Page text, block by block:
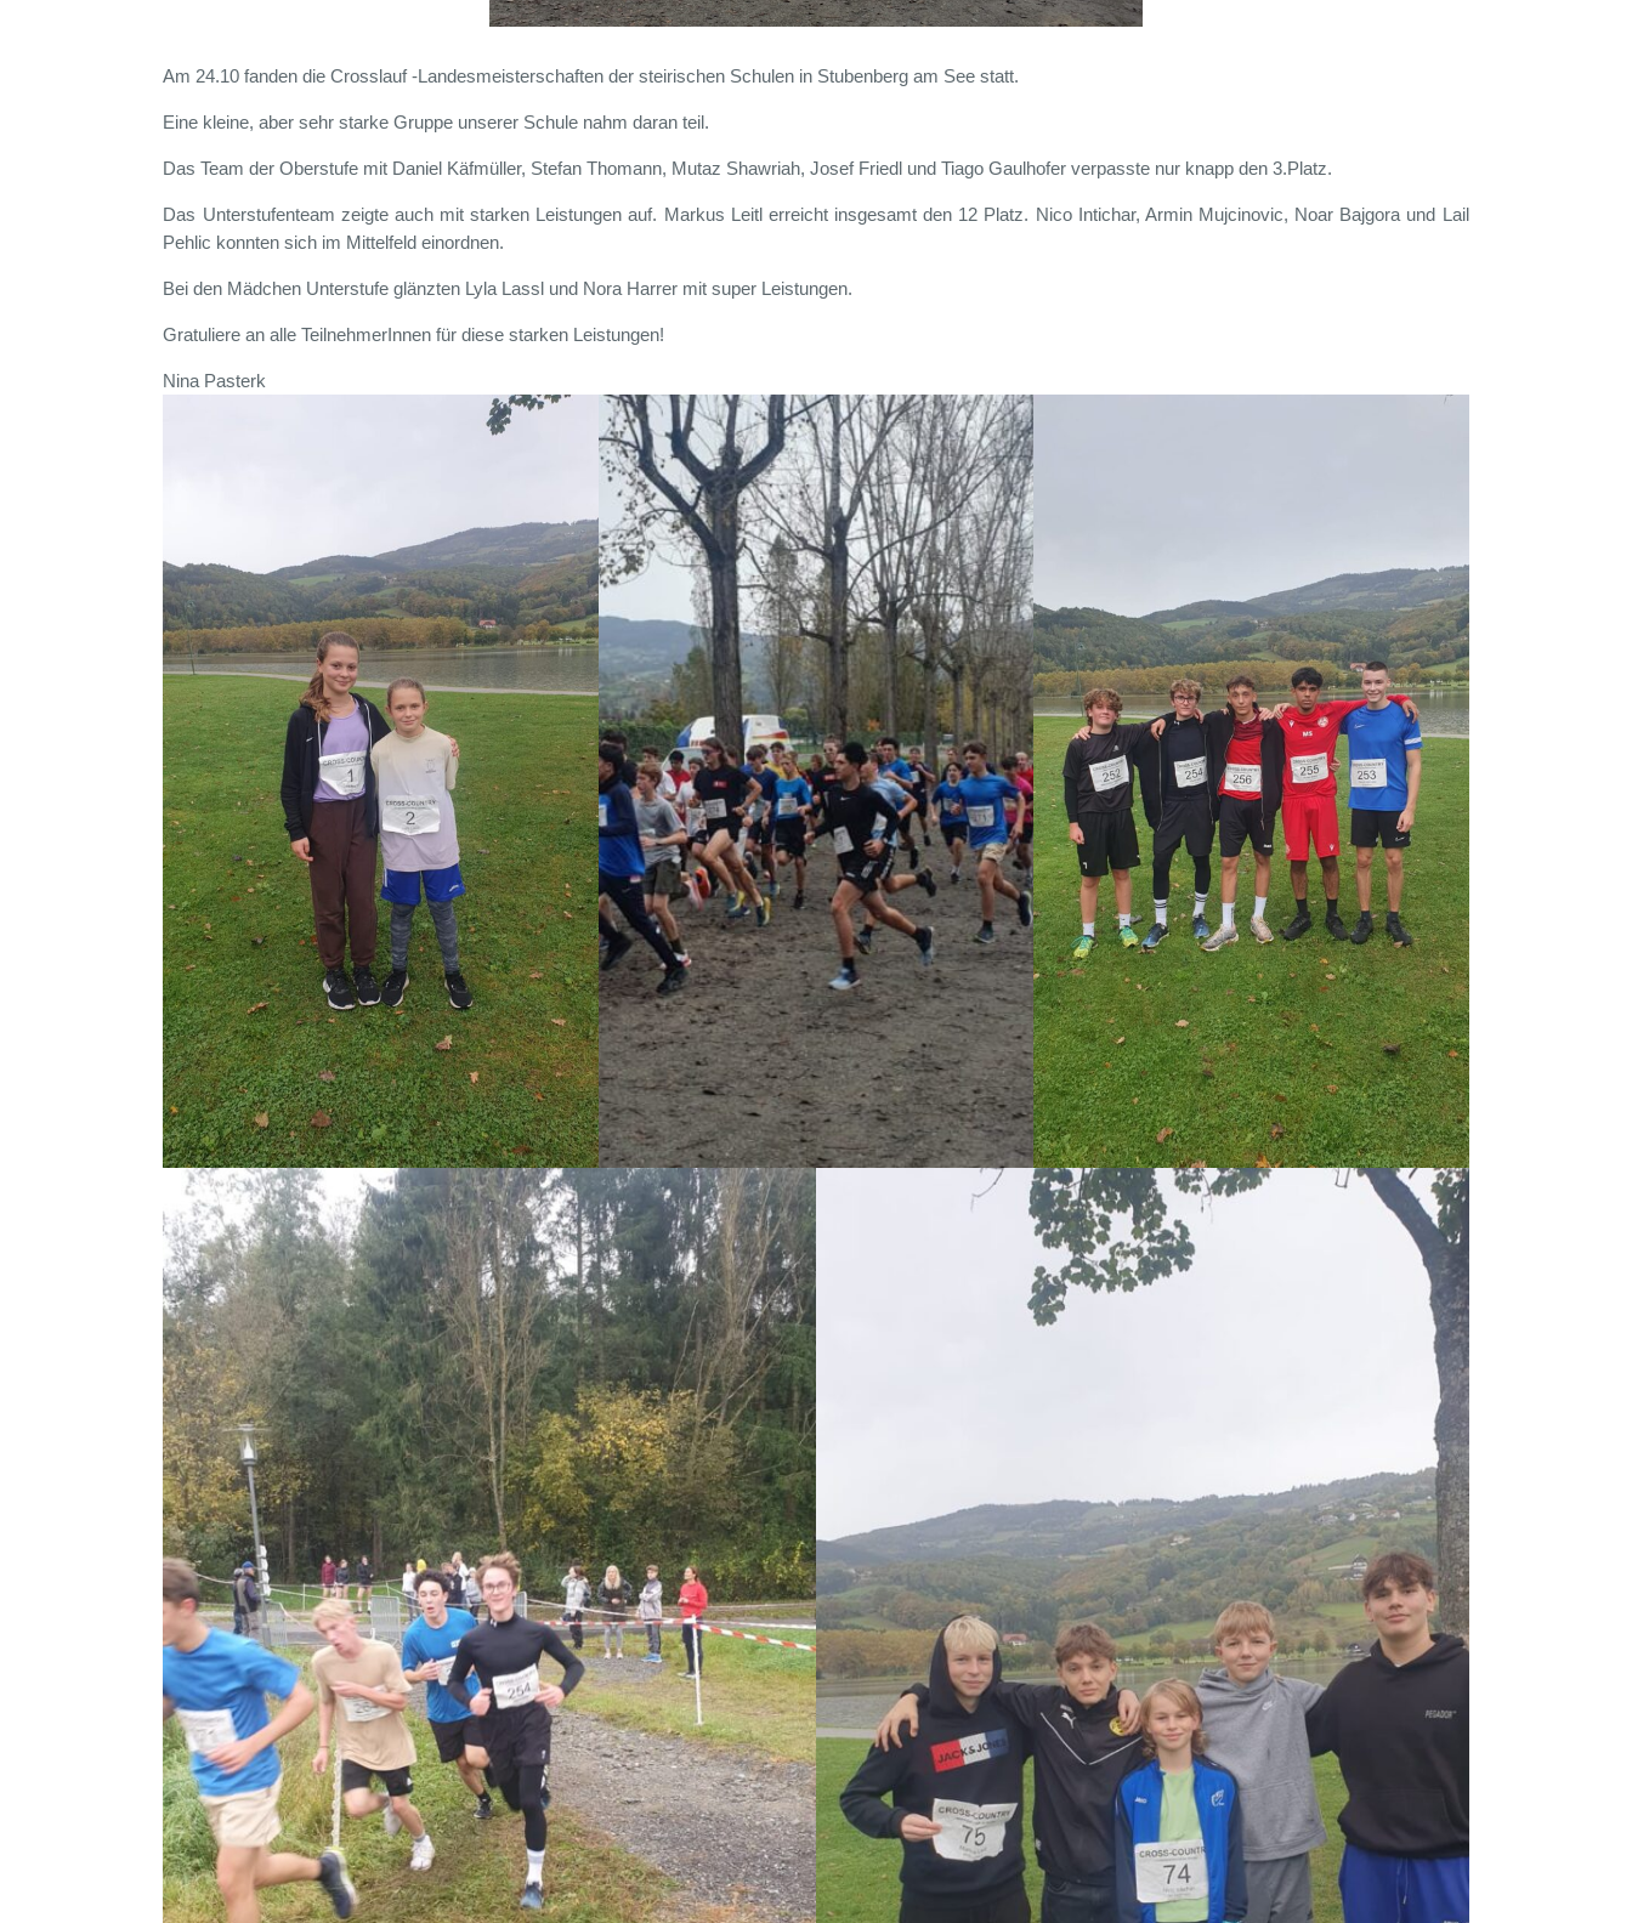
Am 24.10 fanden die Crosslauf -Landesmeisterschaften der steirischen Schulen in Stubenberg am See statt.
Eine kleine, aber sehr starke Gruppe unserer Schule nahm daran teil.
Das Team der Oberstufe mit Daniel Käfmüller, Stefan Thomann, Mutaz Shawriah, Josef Friedl und Tiago Gaulhofer verpasste nur knapp den 3.Platz.
Das Unterstufenteam zeigte auch mit starken Leistungen auf. Markus Leitl erreicht insgesamt den 12 Platz. Nico Intichar, Armin Mujcinovic, Noar Bajgora und Lail
Pehlic konnten sich im Mittelfeld einordnen.
Bei den Mädchen Unterstufe glänzten Lyla Lassl und Nora Harrer mit super Leistungen.
Gratuliere an alle TeilnehmerInnen für diese starken Leistungen!
Nina Pasterk